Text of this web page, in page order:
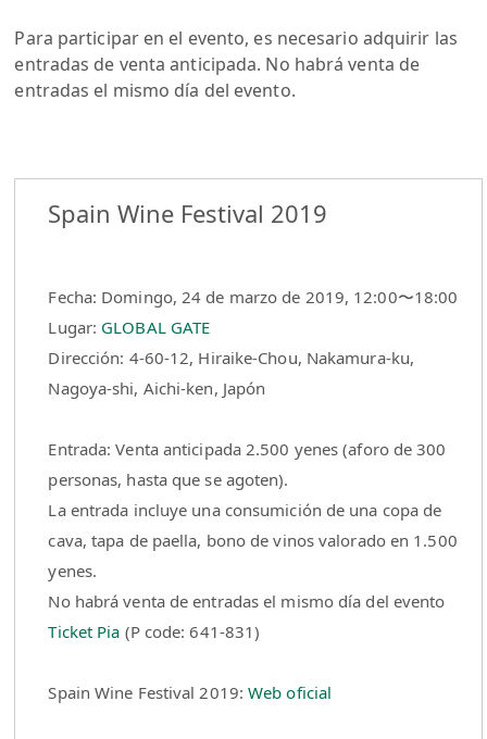
Para participar en el evento, es necesario adquirir las
entradas de venta anticipada. No habrá venta de
entradas el mismo día del evento.
Spain Wine Festival 2019
Fecha: Domingo, 24 de marzo de 2019, 12:00〜18:00
Lugar: GLOBAL GATE
Dirección: 4-60-12, Hiraike-Chou, Nakamura-ku,
Nagoya-shi, Aichi-ken, Japón
Entrada: Venta anticipada 2.500 yenes (aforo de 300
personas, hasta que se agoten).
La entrada incluye una consumición de una copa de
cava, tapa de paella, bono de vinos valorado en 1.500
yenes.
No habrá venta de entradas el mismo día del evento
Ticket Pia (P code: 641-831)
Spain Wine Festival 2019:Web oficial